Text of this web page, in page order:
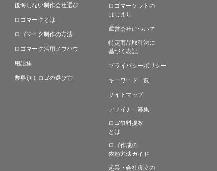
後悔しない制作会社選び
ロゴマークとは
ロゴマーク制作の方法
ロゴマーク活用ノウハウ
用語集
業界別！ロゴの選び方
ロゴマーケットの
はじまり
運営会社について
特定商品取引法に
基づく表記
プライバシーポリシー
キーワード一覧
サイトマップ
デザイナー募集
ロゴ無料提案
とは
ロゴ作成の
依頼方法ガイド
起業・会社設立の